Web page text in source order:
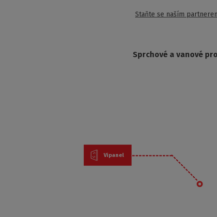
Staňte se naším
Sprchové a vanové
Vipanel